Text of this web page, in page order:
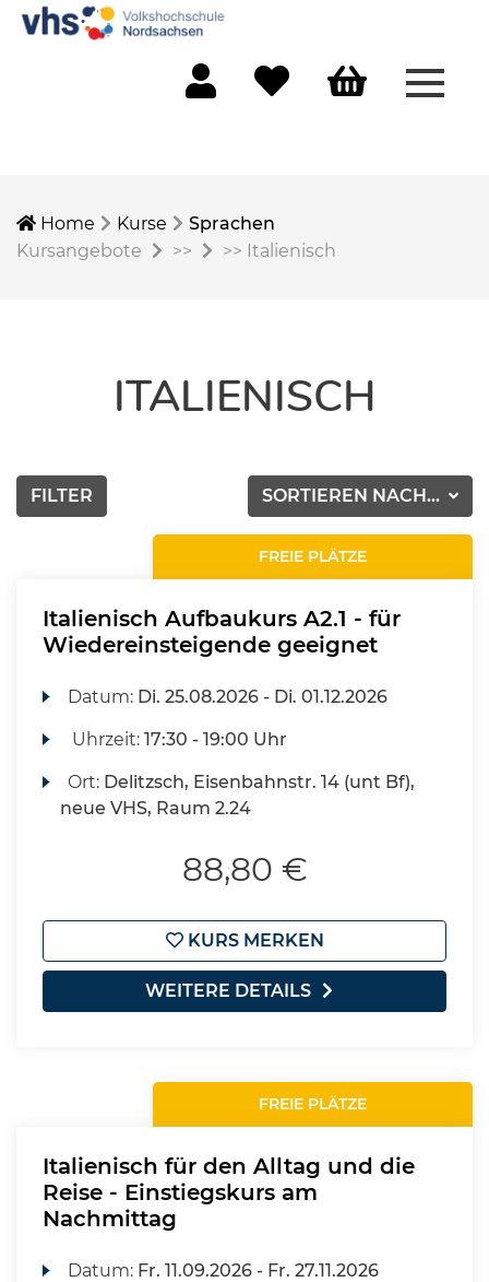
Home Kurse
Sprachen
Kursangebote
>> >> Italienisch
ITALIENISCH
SORTIEREN NACH...
FILTER
FREIE PLÄTZE
Italienisch Aufbaukurs A2.1 - für
Wiedereinsteigende geeignet
Datum: Di. 25.08.2026 - Di. 01.12.2026
Uhrzeit:17:30 - 19:00 Uhr
Ort: Delitzsch, Eisenbahnstr. 14 (unt Bf),
neue VHS, Raum 2.24
88,80 €
KURS MERKEN
WEITERE DETAILS
FREIE PLÄTZE
Italienisch für den Alltag und die
Reise - Einstiegskurs am
Nachmittag
Datum: Fr. 11.09.2026 - Fr. 27.11.2026